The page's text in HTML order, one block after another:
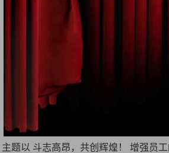
主题以 斗志高昂，共创辉煌！ 增强员